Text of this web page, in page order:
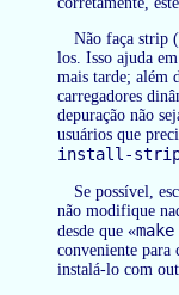
Não faça strip
los. Isso ajuda
mais tarde; além
carregadores
depuração não
usuários que
install-
Se possível,
não modifique
desde que «
conveniente para
instalá-lo com